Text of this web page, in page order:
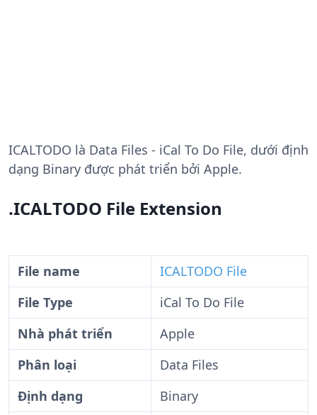
ICALTODO là Data Files - iCal To Do File, dưới định
dạng Binary được phát triển bởi Apple.
.ICALTODO File Extension
File name
ICALTODO File
File Type
iCal To Do File
Nhà phát triển
Apple
Phân loại
Data Files
Định dạng
Binary